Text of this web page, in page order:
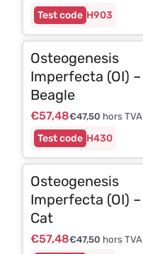
H903
H430
Osteogenesis
Imperfecta (OI) –
Beagle
€57,48€47,50 hors TVA
Osteogenesis
Imperfecta (OI) –
Cat
€57,48€47,50 hors TVA